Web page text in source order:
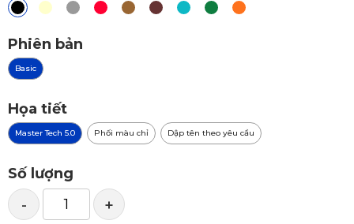
Phiên bản
Basic
Họa tiết
Master Tech 5.0 Phối màu chỉ Dập tên theo yêu cầu
Số lượng
- +